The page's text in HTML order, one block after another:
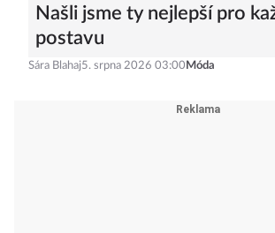
Našli jsme ty nejlepší pro
postavu
Sára Blahaj5. srpna 2026 03:00 Móda